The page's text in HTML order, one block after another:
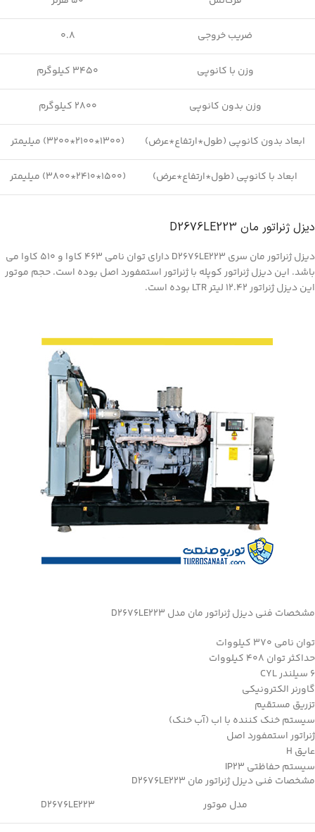
ضریب خروجی 0.8
وزن با کانوپی 3450 کیلوگرم
وزن بدون کانوپی 2800 کیلوگرم
ابعاد بدون کانوپی (طول*ارتفاع*عرض) (1300*2100*3200) میلیمتر
ابعاد با کانوپی (طول*ارتفاع*عرض) (1500*2410*3800) میلیمتر
دیزل ژنراتور مان D2676LE223
دیزل ژنراتور مان سری D2676LE223 دارای توان نامی 463 کاوا و 510 کاوا می
باشد. این دیزل ژنراتور کوپله با ژنراتور استمفورد اصل بوده است. حجم موتور
این دیزل ژنراتور 12.42 لیتر LTR بوده است.
مشخصات فنی دیزل ژنراتور مان مدل D2676LE223
توان نامی 370 کیلووات
حداکثر توان 408 کیلووات
6 سیلندر CYL
گاورنر الکترونیکی
تزریق مستقیم
سیستم خنک کننده با اب (آب خنک)
ژنراتور استمفورد اصل
عایق H
سیستم حفاظتی IP23
مشخصات فنی دیزل ژنراتور مان D2676LE223
مدل موتور
D2676LE223